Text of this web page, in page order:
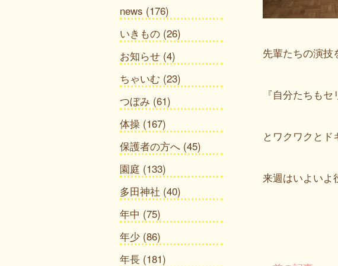
先輩たちの演技
『自分たちも
とワクワクとド
来週はいよいよ
news (176)
いきもの (26)
お知らせ (4)
ちゃいむ (23)
つぼみ (61)
体操 (167)
保護者の方へ (45)
園庭 (133)
多田神社 (40)
年中 (75)
年少 (86)
年長 (181)